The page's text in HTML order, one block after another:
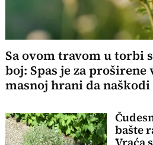
Sa ovom travom u torbi
boj: Spas je za proširene
masnoj hrani da naškodi
bašte